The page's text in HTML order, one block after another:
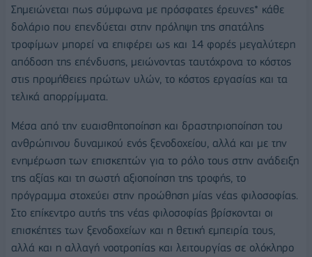
Σημειώνεται πως σύμφωνα με πρόσφατες έρευνες* κάθε
δολάριο που επενδύεται στην πρόληψη της σπατάλης
τροφίμων μπορεί να επιφέρει ως και 14 φορές μεγαλύτερη
απόδοση της επένδυσης, μειώνοντας ταυτόχρονα το κόστος
στις προμήθειες πρώτων υλών, το κόστος εργασίας και τα
τελικά απορρίμματα.
Μέσα από την ευαισθητοποίηση και δραστηριοποίηση του
ανθρώπινου δυναμικού ενός ξενοδοχείου, αλλά και με την
ενημέρωση των επισκεπτών για το ρόλο τους στην ανάδειξη
της αξίας και τη σωστή αξιοποίηση της τροφής, το
πρόγραμμα στοχεύει στην προώθηση μίας νέας φιλοσοφίας.
Στο επίκεντρο αυτής της νέας φιλοσοφίας βρίσκονται οι
επισκέπτες των ξενοδοχείων και η θετική εμπειρία τους,
αλλά και η αλλαγή νοοτροπίας και λειτουργίας σε ολόκληρο